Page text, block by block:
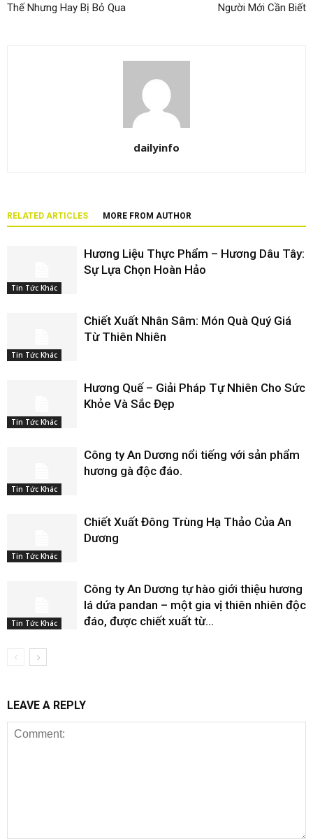
Thế Nhưng Hay Bị Bỏ Qua Người Mới Cần Biết
dailyinfo
RELATED ARTICLES MORE FROM AUTHOR
Tin Tức Khác
Hương Liệu Thực Phẩm – Hương Dâu Tây:
Sự Lựa Chọn Hoàn Hảo
Tin Tức Khác
Chiết Xuất Nhân Sâm: Món Quà Quý Giá
Từ Thiên Nhiên
Tin Tức Khác
Hương Quế – Giải Pháp Tự Nhiên Cho Sức
Khỏe Và Sắc Đẹp
Tin Tức Khác
Công ty An Dương nổi tiếng với sản phẩm
hương gà độc đáo.
Tin Tức Khác
Chiết Xuất Đông Trùng Hạ Thảo Của An
Dương
Tin Tức Khác
Công ty An Dương tự hào giới thiệu hương
lá dứa pandan – một gia vị thiên nhiên độc
đáo, được chiết xuất từ...
LEAVE A REPLY